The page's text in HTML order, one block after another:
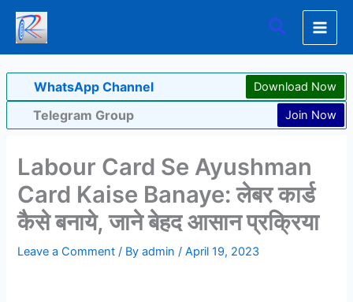
Skip
content
Search
WhatsApp Channel Download Now
Telegram Group Join Now
Labour Card Se Ayushman
Card Kaise Banaye: लेबर कार्ड
कैसे बनाये, जाने बेहद आसान प्रक्रिया
Leave a Comment / Byadmin/April 19, 2023